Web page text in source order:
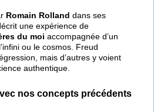
Romain Rolland dans ses
une expérience de
du moi accompagnée d’un
ou le cosmos. Freud
mais d’autres y voient
authentique.
nos concepts précédents